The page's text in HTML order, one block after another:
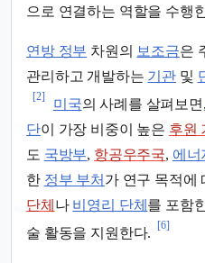
으로 연결하는 역할을 수행
연방 정부 차원의 보조금은
관리하고 개발하는 기관 및
[2]
미국의 사례를 살펴보면,
단이 가장 비중이 높은 후원
도 국방부, 항공우주국, 에너
한 정부 부처 가 연구 목적에
단체 나 비영리 단체 를 포함
술 활동을 지원한다.
[6]